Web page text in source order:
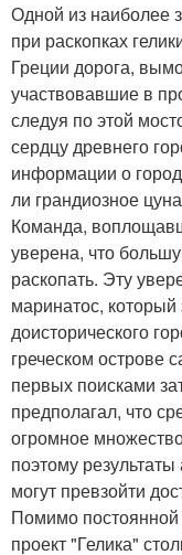
Одной из наиболее
при раскопках
Греции дорога,
участвовавшие в
следуя по этой
сердцу древнего
информации о
ли грандиозное
Команда,
уверена, что
раскопать. Эту
маринатос,
доисторического
греческом острове
первых поисками
предполагал, что
огромное
поэтому
могут превзойти
Помимо постоянной
проект "Гелика"